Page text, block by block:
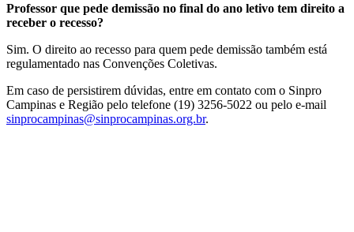
Professor que pede demissão no final do ano letivo tem direito a
receber o recesso?
Sim. O direito ao recesso para quem pede demissão também está
regulamentado nas Convenções Coletivas.
Em caso de persistirem dúvidas, entre em contato com o Sinpro
Campinas e Região pelo telefone (19) 3256-5022 ou pelo e-mail
sinprocampinas@sinprocampinas.org.br.